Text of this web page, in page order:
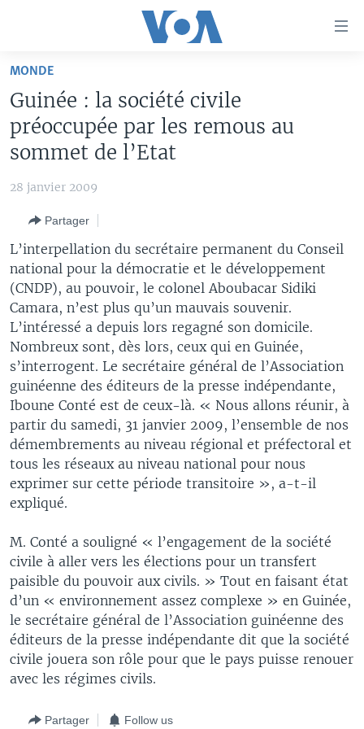
Retour
la
navigation
principale
Retour
recherche
AFRIQUE
ÉTATS-UNIS
LE MONDE AUJOURD'HUI
FOCUS SAHEL
REPORTAGES
VOUS + NOUS
CARNET DE SANTÉ
LE MONDE AU FÉMININ
L'AMÉRIQUE ET VOUS
DIALOGUE DES RELIGIONS
RM SHOW
LINGALA
SANGO
Apprenez L'anglais
SUIVEZ-NOUS
Langues
MONDE
Guinée : la société civile
préoccupée par les remous au
sommet de l’Etat
28 janvier 2009
Partager
L’interpellation du secrétaire permanent du Conseil
national pour la démocratie et le développement
(CNDP), au pouvoir, le colonel Aboubacar Sidiki
Camara, n’est plus qu’un mauvais souvenir.
L’intéressé a depuis lors regagné son domicile.
Nombreux sont, dès lors, ceux qui en Guinée,
s’interrogent. Le secrétaire général de l’Association
guinéenne des éditeurs de la presse indépendante,
Iboune Conté est de ceux-là. « Nous allons réunir, à
partir du samedi, 31 janvier 2009, l’ensemble de nos
démembrements au niveau régional et préfectoral et
tous les réseaux au niveau national pour nous
exprimer sur cette période transitoire », a-t-il
expliqué.
M. Conté a souligné « l’engagement de la société
civile à aller vers les élections pour un transfert
paisible du pouvoir aux civils. » Tout en faisant état
d’un « environnement assez complexe » en Guinée,
le secrétaire général de l’Association guinéenne des
éditeurs de la presse indépendante dit que la société
civile jouera son rôle pour que le pays puisse renouer
avec les régimes civils.
Partager Follow us